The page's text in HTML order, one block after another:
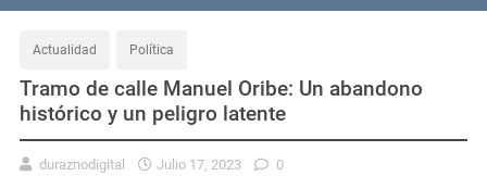
Actualidad Política
Tramo de calle Manuel Oribe: Un abandono
histórico y un peligro latente
duraznodigital Julio 17, 2023 0